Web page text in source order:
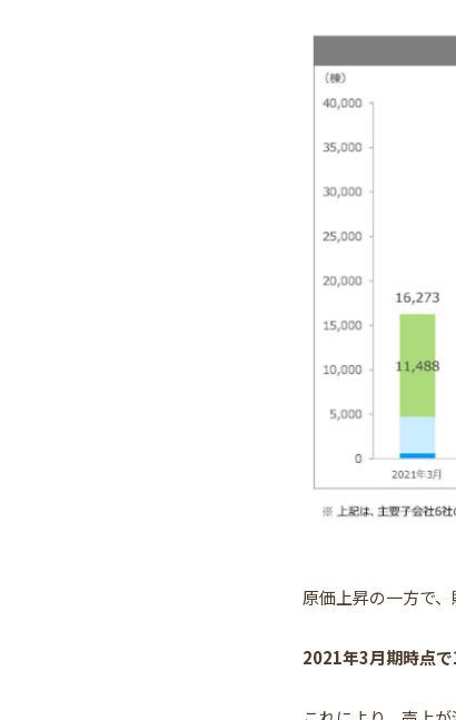
原価上昇の一方で
2021年3月期時点